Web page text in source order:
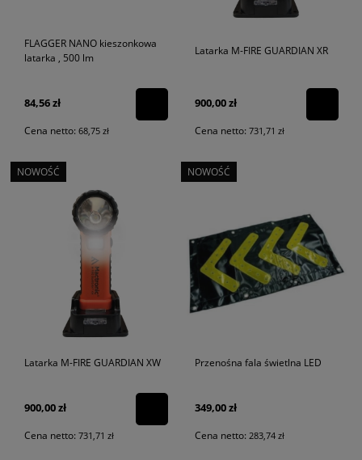
FLAGGER NANO kieszonkowa
latarka , 500 lm
84,56 zł
Cena netto: 68,75 zł
Latarka M-FIRE GUARDIAN XR
900,00 zł
Cena netto: 731,71 zł
Latarka M-FIRE GUARDIAN XW
900,00 zł
Cena netto: 731,71 zł
NOWOŚĆ
Przenośna fala świetlna LED
349,00 zł
Cena netto: 283,74 zł
NOWOŚĆ